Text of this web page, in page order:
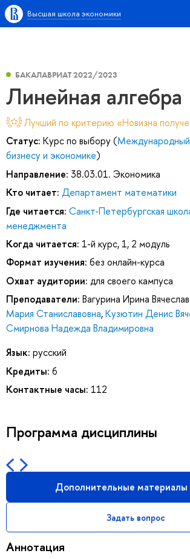
Высшая школа экономики
БАКАЛАВРИАТ 2022/2023
Линейная алгебра
Лучший по критерию «Новизна
Статус: Курс по выбору (Международный
бизнесу и экономике)
Направление: 38.03.01. Экономика
Кто читает: Департамент математики
Где читается: Санкт-Петербургская
менеджмента
Когда читается: 1-й курс, 1, 2 модуль
Формат изучения: без онлайн-курса
Охват аудитории: для своего кампуса
Преподаватели: Вагурина Ирина
Мария Станиславовна,Кузютин Денис
Смирнова Надежда Владимировна
Язык: русский
Кредиты: 6
Контактные часы: 112
Программа дисциплины
Дополнительные материалы
Задать вопрос
Аннотация